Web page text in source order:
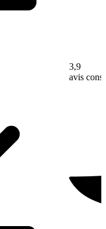
3,9
avis